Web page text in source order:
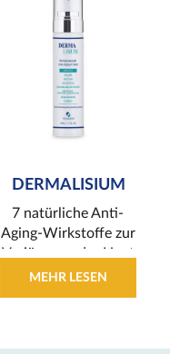
DERMALISIUM
7 natürliche Anti-
Aging-Wirkstoffe zur
Verjüngung der Haut
MEHR LESEN